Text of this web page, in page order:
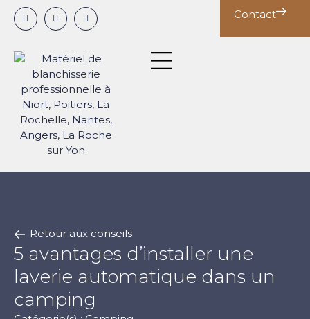
Contact
Retour aux conseils
5 avantages d’installer une
laverie automatique dans un
camping
Panneau de gestion des cookies